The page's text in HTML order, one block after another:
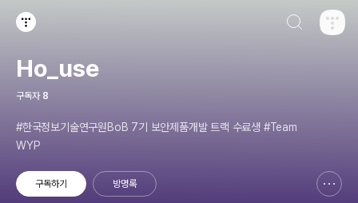
Ho_use
구독자 8
#한국정보기술연구원BoB 7기 보안제품개발 트랙 수료생 #Team
WYP
구독하기 방명록